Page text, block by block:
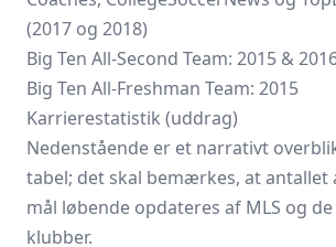
(2017 og 2018)
Big Ten All-Second Team: 2015 &
Big Ten All-Freshman Team: 2015
Karrierestatistik (uddrag)
Nedenstående er et narrativt
tabel; det skal bemærkes, at antallet
mål løbende opdateres af MLS og
klubber.